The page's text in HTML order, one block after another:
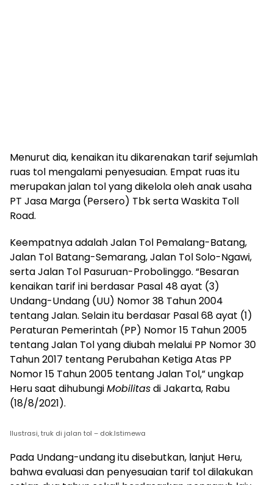
Menurut dia, kenaikan itu dikarenakan tarif sejumlah
ruas tol mengalami penyesuaian. Empat ruas itu
merupakan jalan tol yang dikelola oleh anak usaha
PT Jasa Marga (Persero) Tbk serta Waskita Toll
Road.
Keempatnya adalah Jalan Tol Pemalang-Batang,
Jalan Tol Batang-Semarang, Jalan Tol Solo-Ngawi,
serta Jalan Tol Pasuruan-Probolinggo. “Besaran
kenaikan tarif ini berdasar Pasal 48 ayat (3)
Undang-Undang (UU) Nomor 38 Tahun 2004
tentang Jalan. Selain itu berdasar Pasal 68 ayat (1)
Peraturan Pemerintah (PP) Nomor 15 Tahun 2005
tentang Jalan Tol yang diubah melalui PP Nomor 30
Tahun 2017 tentang Perubahan Ketiga Atas PP
Nomor 15 Tahun 2005 tentang Jalan Tol,” ungkap
Heru saat dihubungiMobilitasdi Jakarta, Rabu
(18/8/2021).
Ilustrasi, truk di jalan tol – dok.Istimewa
Pada Undang-undang itu disebutkan, lanjut Heru,
bahwa evaluasi dan penyesuaian tarif tol dilakukan